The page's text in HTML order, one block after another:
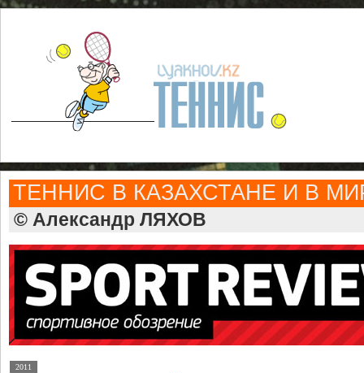
ТЕННИС В КАЗАХСТАНЕ И В
© Александр ЛЯХОВ
2011